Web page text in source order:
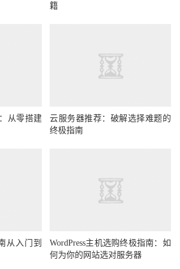
籍
从零搭建
云服务器推荐：破解选择难题的
终极指南
从入门到
WordPress主机选购终极指南：如
何为你的网站选对服务器